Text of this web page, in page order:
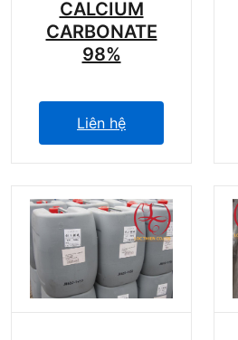
CALCIUM
CARBONATE
98%
Liên hệ